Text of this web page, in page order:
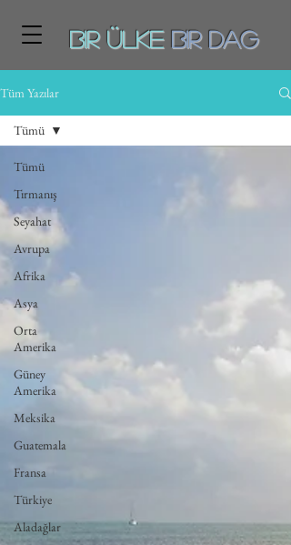
Bir ÜLKEBiR DAg
Tüm Yazılar
Tümü
Tırmanış
Seyahat
Avrupa
Afrika
Asya
Orta
Amerika
Güney
Amerika
Meksika
Guatemala
Fransa
Türkiye
Aladağlar
Tümü